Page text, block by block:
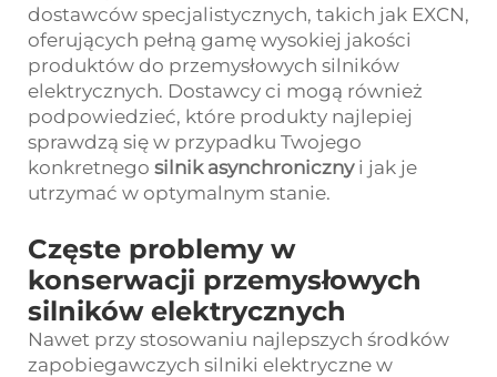
dostawców specjalistycznych, takich jak EXCN,
oferujących pełną gamę wysokiej jakości
produktów do przemysłowych silników
elektrycznych. Dostawcy ci mogą również
podpowiedzieć, które produkty najlepiej
sprawdzą się w przypadku Twojego
konkretnego silnik asynchroniczny i jak je
utrzymać w optymalnym stanie.
Częste problemy w
konserwacji przemysłowych
silników elektrycznych
Nawet przy stosowaniu najlepszych środków
zapobiegawczych silniki elektryczne w